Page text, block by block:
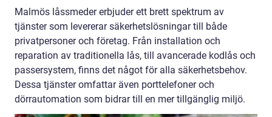
Malmös låssmeder erbjuder ett brett spektrum av
tjänster som levererar säkerhetslösningar till både
privatpersoner och företag. Från installation och
reparation av traditionella lås, till avancerade kodlås och
passersystem, finns det något för alla säkerhetsbehov.
Dessa tjänster omfattar även porttelefoner och
dörrautomation som bidrar till en mer tillgänglig miljö.